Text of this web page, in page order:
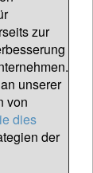
zur
unserer
von
dies
der